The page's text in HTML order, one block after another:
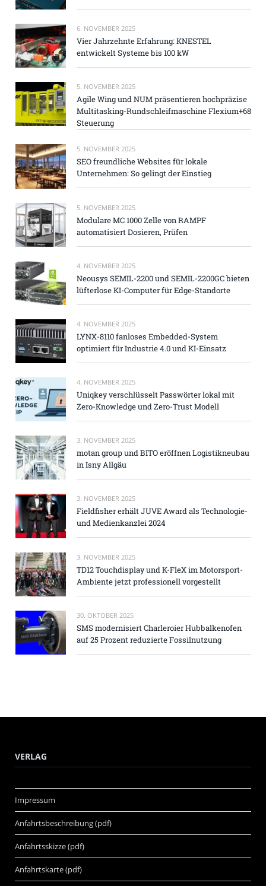
6. NOVEMBER 2025
Vier Jahrzehnte Erfahrung: KNESTEL
entwickelt Systeme bis 100 kW
5. NOVEMBER 2025
Agile Wing und NUM präsentieren hochpräzise
Multitasking-Rundschleifmaschine Flexium+68
Steuerung
5. NOVEMBER 2025
SEO freundliche Websites für lokale
Unternehmen: So gelingt der Einstieg
5. NOVEMBER 2025
Modulare MC 1000 Zelle von RAMPF
automatisiert Dosieren, Prüfen
4. NOVEMBER 2025
Neousys SEMIL-2200 und SEMIL-2200GC bieten
lüfterlose KI-Computer für Edge-Standorte
4. NOVEMBER 2025
LYNX-8110 fanloses Embedded-System
optimiert für Industrie 4.0 und KI-Einsatz
4. NOVEMBER 2025
Uniqkey verschlüsselt Passwörter lokal mit
Zero-Knowledge und Zero-Trust Modell
3. NOVEMBER 2025
motan group und BITO eröffnen Logistikneubau
in Isny Allgäu
3. NOVEMBER 2025
Fieldfisher erhält JUVE Award als Technologie-
und Medienkanzlei 2024
3. NOVEMBER 2025
TD12 Touchdisplay und K-FleX im Motorsport-
Ambiente jetzt professionell vorgestellt
30. OKTOBER 2025
SMS modernisiert Charleroier Hubbalkenofen
auf 25 Prozent reduzierte Fossilnutzung
VERLAG
Impressum
Anfahrtsbeschreibung (pdf)
Anfahrtsskizze (pdf)
Anfahrtskarte (pdf)